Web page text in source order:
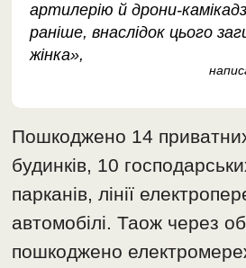
артилерію й дрони-
раніше, внаслідок цього
жінка»,
Пошкоджено 14
будинків, 10
парканів, лінії
автомобілі. Таож через
пошкоджено